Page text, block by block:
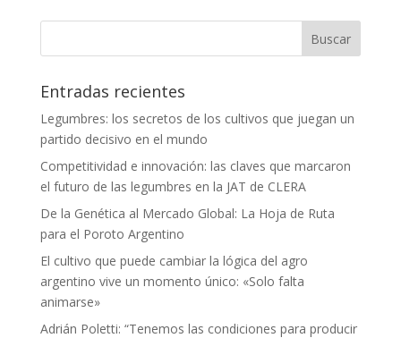
Entradas recientes
Legumbres: los secretos de los cultivos que juegan un
partido decisivo en el mundo
Competitividad e innovación: las claves que marcaron
el futuro de las legumbres en la JAT de CLERA
De la Genética al Mercado Global: La Hoja de Ruta
para el Poroto Argentino
El cultivo que puede cambiar la lógica del agro
argentino vive un momento único: «Solo falta
animarse»
Adrián Poletti: “Tenemos las condiciones para producir